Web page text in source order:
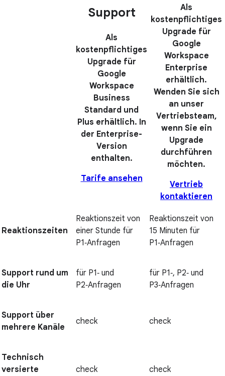
Support
Als
kostenpflichtiges
Upgrade für
Google
Workspace
Business
Standard und
Plus erhältlich. In
der Enterprise-
Version
enthalten.
Tarife ansehen
Als
kostenpflichtiges
Upgrade für
Google
Workspace
Enterprise
erhältlich.
Wenden Sie sich
an unser
Vertriebsteam,
wenn Sie ein
Upgrade
durchführen
möchten.
Vertrieb
kontaktieren
Reaktionszeiten
Reaktionszeit von
einer Stunde für
P1‑Anfragen
Reaktionszeit von
15 Minuten für
P1‑Anfragen
Support rund um
die Uhr
für P1‑ und
P2‑Anfragen
für P1‑, P2‑ und
P3‑Anfragen
Support über
mehrere Kanäle
check check
Technisch
versierte
check check